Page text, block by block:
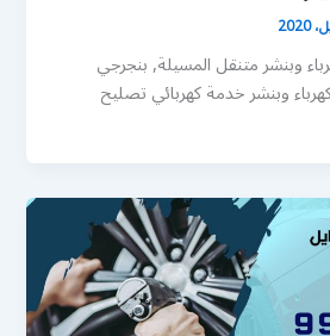
وبنشر متنقل المسيلة, بنجرجي
وبنشر خدمة كهربائي تصليح